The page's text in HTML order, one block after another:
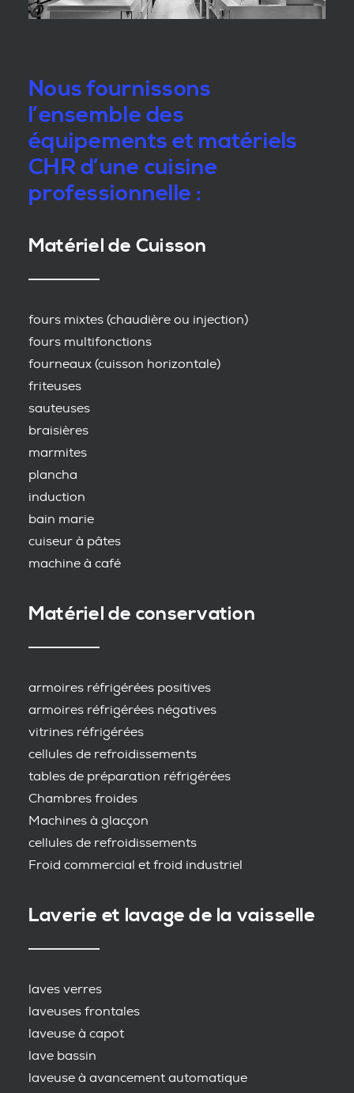
Nous fournissons
l’ensemble des
équipements et matériels
CHR d’une cuisine
professionnelle :
Matériel de Cuisson
fours mixtes (chaudière ou injection)
fours multifonctions
fourneaux (cuisson horizontale)
friteuses
sauteuses
braisières
marmites
plancha
induction
bain marie
cuiseur à pâtes
machine à café
Matériel de conservation
armoires réfrigérées positives
armoires réfrigérées négatives
vitrines réfrigérées
cellules de refroidissements
tables de préparation réfrigérées
Chambres froides
Machines à glacçon
cellules de refroidissements
Froid commercial et froid industriel
Laverie et lavage de la vaisselle
laves verres
laveuses frontales
laveuse à capot
lave bassin
laveuse à avancement automatique